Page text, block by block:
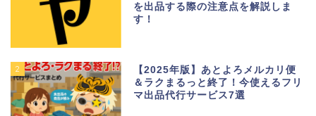
を出品する際の注意点を解説しま
す！
2
【2025年版】あとよろメルカリ便
＆ラクまるっと終了！今使えるフリ
マ出品代行サービス7選